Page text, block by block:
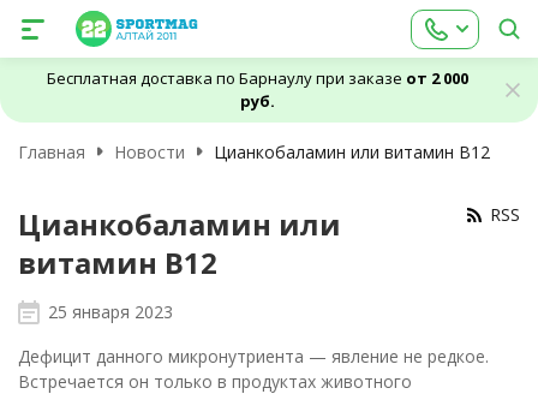
Бесплатная доставка по Барнаулу при заказе от 2 000
руб.
Главная Новости Цианкобаламин или витамин B12
Цианкобаламин или
витамин B12
RSS
25 января 2023
Дефицит данного микронутриента — явление не редкое.
Встречается он только в продуктах животного